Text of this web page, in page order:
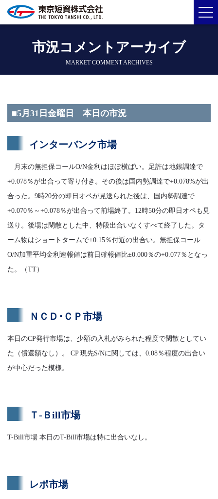
市況コメントアーカイブ
MARKET COMMENT ARCHIVES
■5月31日金曜日 本日の市況
インターバンク市場
月末の無担保コールO/N金利はほぼ横ばい。足許は地銀調達で
+0.078％が出合って寄り付き。その後は国内勢調達で+0.078%が出
合った。9時20分の即日オペが見送られた後は、国内勢調達で
+0.070％～+0.078％が出合って前場終了。12時50分の即日オペも見
送り。後場は閑散とした中、特段出合いなくすべて終了した。タ
ーム物はショートタームで+0.15％付近の出合い。無担保コール
O/N加重平均金利速報値は前日確報値比±0.000％の+0.077％となっ
た。（TT）
ＮＣＤ･ＣＰ市場
本日のCP発行市場は、少額の入札がみられた程度で閑散としてい
た（償還額なし）。 CP 現先S/Nに関しては、0.08％程度の出合い
が中心だった模様。
Ｔ-Ｂill市場
T-Bill市場 本日のT-Bill市場は特に出合いなし。
レポ市場